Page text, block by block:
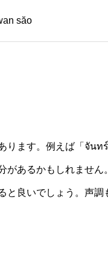
săo
ります。例えば「จันท
があるかもしれませ
と良いでしょう。声